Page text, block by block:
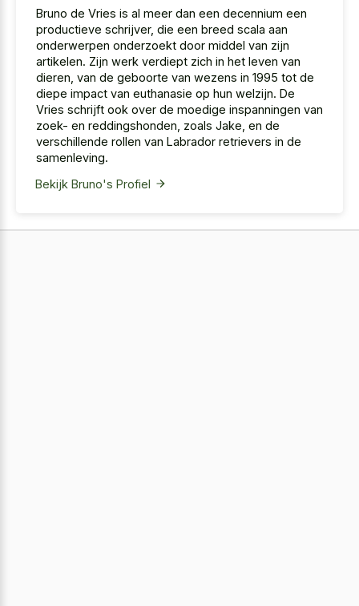
Bruno de Vries is al meer dan een decennium een
productieve schrijver, die een breed scala aan
onderwerpen onderzoekt door middel van zijn
artikelen. Zijn werk verdiept zich in het leven van
dieren, van de geboorte van wezens in 1995 tot de
diepe impact van euthanasie op hun welzijn. De
Vries schrijft ook over de moedige inspanningen van
zoek- en reddingshonden, zoals Jake, en de
verschillende rollen van Labrador retrievers in de
samenleving.
Bekijk Bruno's Profiel